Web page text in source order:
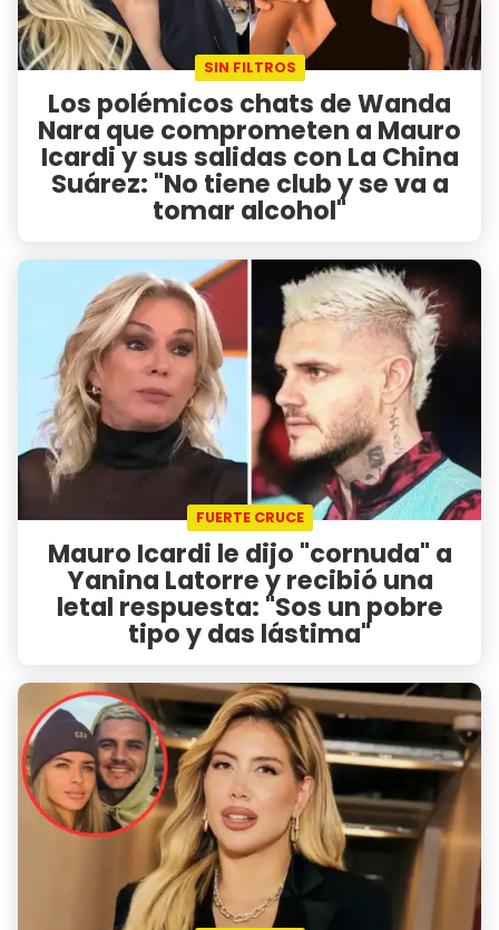
SIN FILTROS
Los polémicos chats de Wanda
Nara que comprometen a Mauro
Icardi y sus salidas con La China
Suárez: "No tiene club y se va a
tomar alcohol"
FUERTE CRUCE
Mauro Icardi le dijo "cornuda" a
Yanina Latorre y recibió una
letal respuesta: "Sos un pobre
tipo y das lástima"